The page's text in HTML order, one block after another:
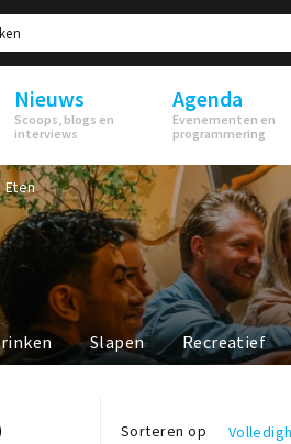
Nieuws
Scoops, blogs en
interviews
Agenda
Evenementen en
programmering
Eten
Slapen Recreatief
Sorteren op